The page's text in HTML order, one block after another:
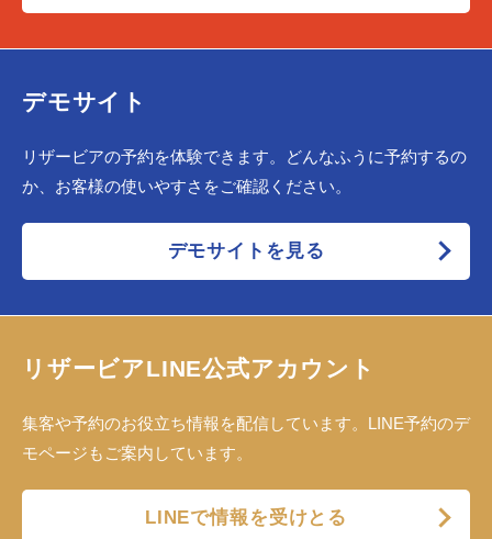
デモサイト
リザービアの予約を体験できます。どんなふうに予約するの
か、お客様の使いやすさをご確認ください。
デモサイトを見る
リザービアLINE公式アカウント
集客や予約のお役立ち情報を配信しています。LINE予約のデ
モページもご案内しています。
LINEで情報を受けとる